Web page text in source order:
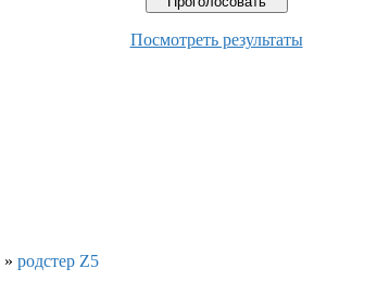
Посмотреть результаты
» родстер Z5